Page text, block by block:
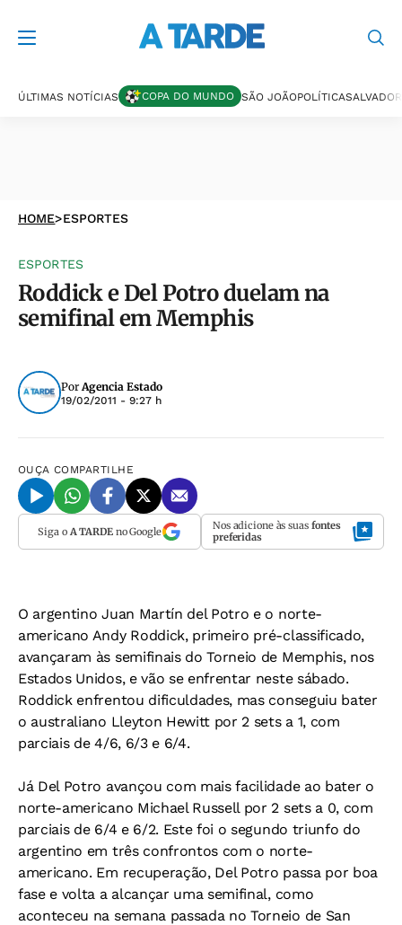
ÚLTIMAS NOTÍCIAS COPA DO MUNDO SÃO JOÃOPOLÍTICASALVADOR
HOME>ESPORTES
ESPORTES
Roddick e Del Potro duelam na
semifinal em Memphis
PorAgencia Estado
19/02/2011 - 9:27 h
OUÇA COMPARTILHE
Siga o A TARDEno Google Nos adicione às suas fontes
preferidas
O argentino Juan Martín del Potro e o norte-
americano Andy Roddick, primeiro pré-classificado,
avançaram às semifinais do Torneio de Memphis, nos
Estados Unidos, e vão se enfrentar neste sábado.
Roddick enfrentou dificuldades, mas conseguiu bater
o australiano Lleyton Hewitt por 2 sets a 1, com
parciais de 4/6, 6/3 e 6/4.
Já Del Potro avançou com mais facilidade ao bater o
norte-americano Michael Russell por 2 sets a 0, com
parciais de 6/4 e 6/2. Este foi o segundo triunfo do
argentino em três confrontos com o norte-
americano. Em recuperação, Del Potro passa por boa
fase e volta a alcançar uma semifinal, como
aconteceu na semana passada no Torneio de San